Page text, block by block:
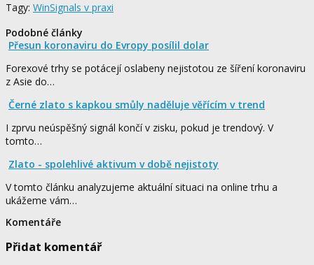
Tagy: WinSignals v praxi
Podobné články
Přesun koronaviru do Evropy posílil dolar
Forexové trhy se potácejí oslabeny nejistotou ze šíření koronaviru
z Asie do…
Černé zlato s kapkou smůly naděluje věřícím v trend
I zprvu neúspěšný signál končí v zisku, pokud je trendový. V
tomto…
Zlato - spolehlivé aktivum v době nejistoty
V tomto článku analyzujeme aktuální situaci na online trhu a
ukážeme vám…
Komentáře
Přidat komentář